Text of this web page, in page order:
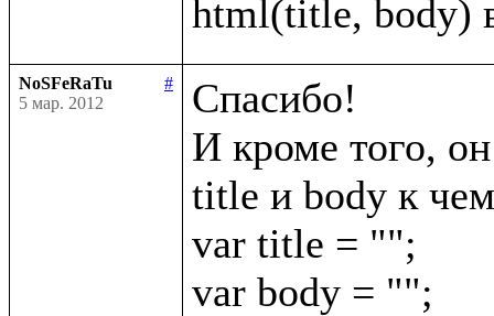
NoSFeRaTu
#
5 мар. 2012
Спасибо!
И кроме того,
title и body к
var title = "";
var body = "";